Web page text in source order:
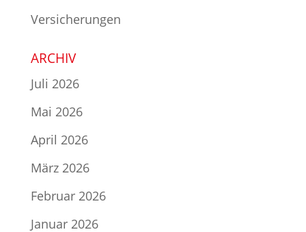
Versicherungen
ARCHIV
Juli 2026
Mai 2026
April 2026
März 2026
Februar 2026
Januar 2026